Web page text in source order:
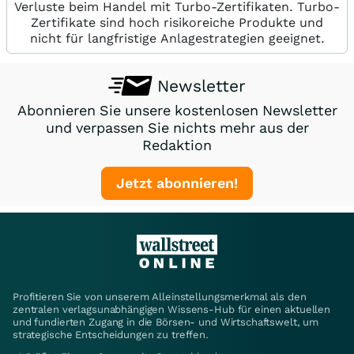
Verluste beim Handel mit Turbo-Zertifikaten. Turbo-
Zertifikate sind hoch risikoreiche Produkte und
nicht für langfristige Anlagestrategien geeignet.
Newsletter
Abonnieren Sie unsere kostenlosen Newsletter
und verpassen Sie nichts mehr aus der
Redaktion
Jetzt abonnieren!
Profitieren Sie von unserem Alleinstellungsmerkmal als den
zentralen verlagsunabhängigen Wissens-Hub für einen aktuellen
und fundierten Zugang in die Börsen- und Wirtschaftswelt, um
strategische Entscheidungen zu treffen.